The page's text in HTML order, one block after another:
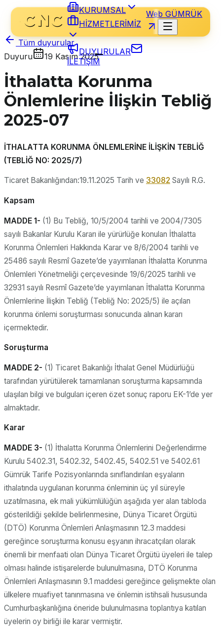
KURUMSAL
HİZMETLERİMİZ
DUYURULAR
İLETİŞİM
Web GÜMRÜK
Tüm duyurular
Duyuru
19 Kasım 2025
İthalatta Korunma
Önlemlerine İlişkin Tebliğ
2025-07
İTHALATTA KORUNMA ÖNLEMLERİNE İLİŞKİN TEBLİĞ
(TEBLİĞ NO: 2025/7)
Ticaret Bakanlığından:19.11.2025 Tarih ve 33082 Sayılı R.G.
Kapsam
MADDE 1- (1) Bu Tebliğ, 10/5/2004 tarihli ve 2004/7305
sayılı Bakanlar Kurulu Kararı ile yürürlüğe konulan İthalatta
Korunma Önlemleri Hakkında Karar ve 8/6/2004 tarihli ve
25486 sayılı Resmî Gazete’de yayımlanan İthalatta Korunma
Önlemleri Yönetmeliği çerçevesinde 19/6/2025 tarihli ve
32931 sayılı Resmî Gazete’de yayımlanan İthalatta Korunma
Önlemlerine İlişkin Tebliğ (Tebliğ No: 2025/5) ile açılan
korunma önlemi soruşturması sonucunda alınan kararı
içermektedir.
Soruşturma
MADDE 2- (1) Ticaret Bakanlığı İthalat Genel Müdürlüğü
tarafından yürütülerek tamamlanan soruşturma kapsamında
ulaşılan bilgi ve bulguları içeren özet sonuç raporu EK-1’de yer
almaktadır.
Karar
MADDE 3- (1) İthalatta Korunma Önlemlerini Değerlendirme
Kurulu 5402.31, 5402.32, 5402.45, 5402.51 ve 5402.61
Gümrük Tarife Pozisyonlarında sınıflandırılan eşyaların
ithalatında uygulanan korunma önleminin üç yıl süreyle
uzatılmasına, ek mali yükümlülüğün aşağıda yer alan tabloda
gösterildiği şekilde belirlenmesine, Dünya Ticaret Örgütü
(DTÖ) Korunma Önlemleri Anlaşmasının 12.3 maddesi
gereğince soruşturma konusu eşyanın ihracatçıları olarak
önemli bir menfaati olan Dünya Ticaret Örgütü üyeleri ile talep
olması halinde istişarelerde bulunulmasına, DTÖ Korunma
Önlemleri Anlaşmasının 9.1 maddesi gereğince gelişmekte olan
ülkelere muafiyet tanınmasına ve önlemin istihsali hususunda
Cumhurbaşkanlığına öneride bulunulmasına toplantıya katılan
üyelerin oy birliği ile karar vermiştir.